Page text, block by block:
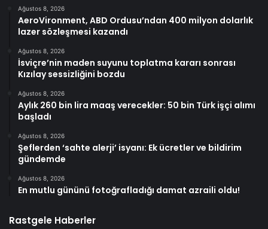
Ağustos 8, 2026
AeroVironment, ABD Ordusu’ndan 400 milyon dolarlık
lazer sözleşmesi kazandı
Ağustos 8, 2026
İsviçre’nin maden suyunu toplatma kararı sonrası
Kızılay sessizliğini bozdu
Ağustos 8, 2026
Aylık 260 bin lira maaş verecekler: 50 bin Türk işçi alımı
başladı
Ağustos 8, 2026
Şeflerden ‘sahte alerji’ isyanı: Ek ücretler ve bildirim
gündemde
Ağustos 8, 2026
En mutlu gününü fotoğrafladığı damat azraili oldu!
Rastgele Haberler